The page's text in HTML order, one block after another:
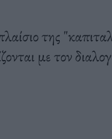
της
με τον